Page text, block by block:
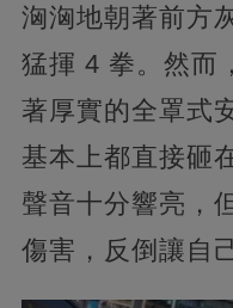
洶洶地朝著前方
猛揮 4 拳。然而
著厚實的全罩式
基本上都直接砸
聲音十分響亮，
傷害，反倒讓自